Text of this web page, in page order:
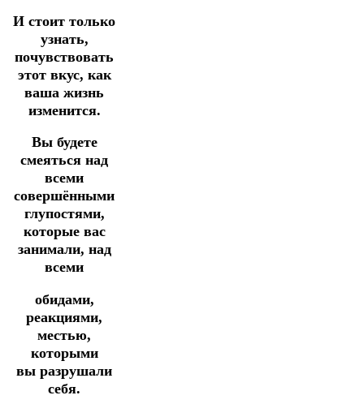
И стоит только
узнать,
почувствовать
этот вкус, как
ваша жизнь
изменится.
Вы будете
смеяться над
всеми
совершёнными
глупостями,
которые вас
занимали, над
всеми
обидами,
реакциями,
местью,
которыми
вы разрушали
себя.